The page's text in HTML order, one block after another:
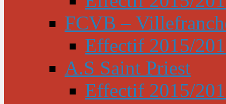
FCVB –
Effectif 2015/
A.S Saint Priest
Effectif 2015/